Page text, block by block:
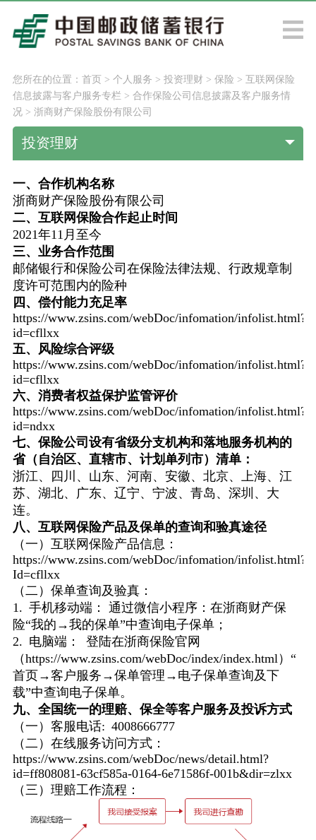
您所在的位置： 首页> 个人服务 > 投资理财 > 保险 > 互联网保险
信息披露与客户服务专栏 > 合作保险公司信息披露及客户服务情
况> 浙商财产保险股份有限公司
投资理财
一、合作机构名称
浙商财产保险股份有限公司
二、互联网保险合作起止时间
2021年11月至今
三、业务合作范围
邮储银行和保险公司在保险法律法规、行政规章制
度许可范围内的险种
四、偿付能力充足率
https://www.zsins.com/webDoc/infomation/infolist.html?
id=cfllxx
五、风险综合评级
https://www.zsins.com/webDoc/infomation/infolist.html?
id=cfllxx
六、消费者权益保护监管评价
https://www.zsins.com/webDoc/infomation/infolist.html?
id=ndxx
七、保险公司设有省级分支机构和落地服务机构的
省（自治区、直辖市、计划单列市）清单：
浙江、四川、山东、河南、安徽、北京、上海、江
苏、湖北、广东、辽宁、宁波、青岛、深圳、大
连。
八、互联网保险产品及保单的查询和验真途径
（一）互联网保险产品信息：
https://www.zsins.com/webDoc/infomation/infolist.html?
Id=cfllxx
（二）保单查询及验真：
1. 手机移动端： 通过微信小程序：在浙商财产保
险“我的→我的保单”中查询电子保单；
2. 电脑端： 登陆在浙商保险官网
（https://www.zsins.com/webDoc/index/index.html）“
首页→客户服务→保单管理→电子保单查询及下
载”中查询电子保单。
九、全国统一的理赔、保全等客户服务及投诉方式
（一）客服电话: 4008666777
（二）在线服务访问方式：
https://www.zsins.com/webDoc/news/detail.html?
id=ff808081-63cf585a-0164-6e71586f-001b&dir=zlxx
（三）理赔工作流程：